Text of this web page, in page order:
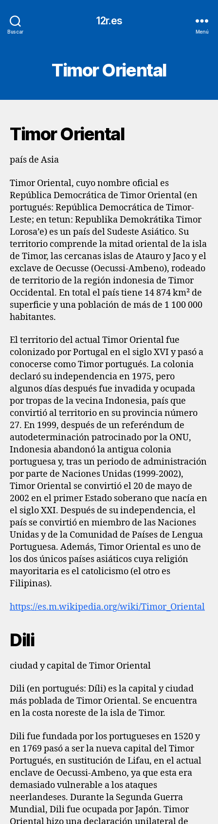
Buscar
12r.es
Menú
Timor Oriental
Timor Oriental
país de Asia
Timor Oriental,​ cuyo nombre oficial es
República Democrática de Timor Oriental (en
portugués: República Democrática de Timor-
Leste; en tetun: Republika Demokrátika Timor
Lorosa’e) es un país del Sudeste Asiático.​ Su
territorio comprende la mitad oriental de la isla
de Timor, las cercanas islas de Atauro y Jaco y el
exclave de Oecusse (Oecussi-Ambeno), rodeado
de territorio de la región indonesia de Timor
Occidental. En total el país tiene 14 874 km² de
superficie y una población de más de 1 100 000
habitantes.
El territorio del actual Timor Oriental fue
colonizado por Portugal en el siglo XVI y pasó a
conocerse como Timor portugués. La colonia
declaró su independencia en 1975, pero
algunos días después fue invadida y ocupada
por tropas de la vecina Indonesia, país que
convirtió al territorio en su provincia número
27. En 1999, después de un referéndum de
autodeterminación patrocinado por la ONU,
Indonesia abandonó la antigua colonia
portuguesa y, tras un periodo de administración
por parte de Naciones Unidas (1999-2002),
Timor Oriental se convirtió el 20 de mayo de
2002 en el primer Estado soberano que nacía en
el siglo XXI. Después de su independencia, el
país se convirtió en miembro de las Naciones
Unidas y de la Comunidad de Países de Lengua
Portuguesa. Además, Timor Oriental es uno de
los dos únicos países asiáticos cuya religión
mayoritaria es el catolicismo (el otro es
Filipinas).
https://es.m.wikipedia.org/wiki/Timor_Oriental
Dili
ciudad y capital de Timor Oriental
Dili (en portugués: Díli) es la capital y ciudad
más poblada de Timor Oriental. Se encuentra
en la costa noreste de la isla de Timor.
Dili fue fundada por los portugueses en 1520 y
en 1769 pasó a ser la nueva capital del Timor
Portugués, en sustitución de Lifau, en el actual
enclave de Oecussi-Ambeno, ya que esta era
demasiado vulnerable a los ataques
neerlandeses. Durante la Segunda Guerra
Mundial, Dili fue ocupada por Japón. Timor
Oriental hizo una declaración unilateral de